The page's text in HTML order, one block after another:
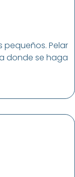
pequeños. Pelar
donde se haga